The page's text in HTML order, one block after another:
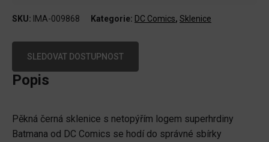
SKU: IMA-009868 Kategorie: DC Comics, Sklenice
SLEDOVAT DOSTUPNOST
Popis
Pěkná černá sklenice s netopýřím logem superhrdiny
Batmana od DC Comics se hodí do správné sbírky